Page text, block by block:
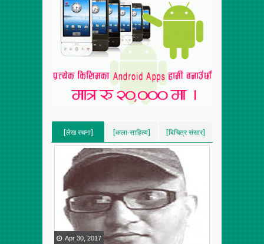
[लेख रचना]
[VERTICAL]
[RECENT][5]
[कला-साहित्य]
[VERTICAL]
[बिचित्र संसार]
[VERTICAL]
[RECENT][5]
Apr 30 2017